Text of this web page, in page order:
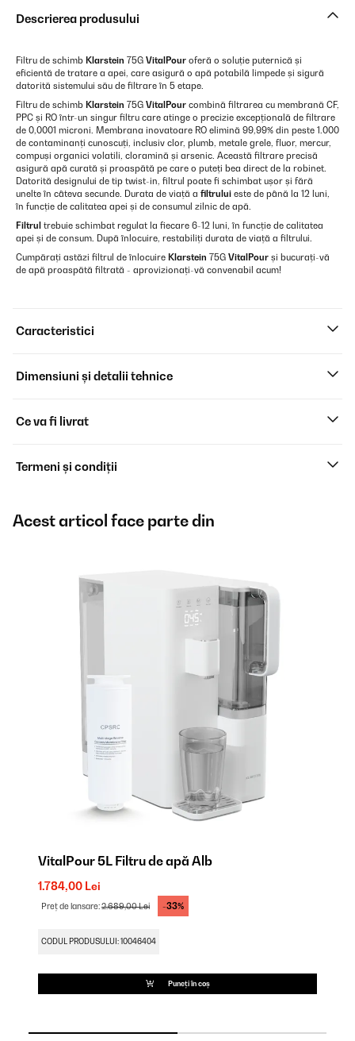
Descrierea produsului
Filtru de schimb Klarstein 75G VitalPour oferă o soluție puternică și
eficientă de tratare a apei, care asigură o apă potabilă limpede și sigură
datorită sistemului său de filtrare în 5 etape.
Filtru de schimb Klarstein 75G VitalPour combină filtrarea cu membrană CF,
PPC și RO într-un singur filtru care atinge o precizie excepțională de filtrare
de 0,0001 microni. Membrana inovatoare RO elimină 99,99% din peste 1.000
de contaminanți cunoscuți, inclusiv clor, plumb, metale grele, fluor, mercur,
compuși organici volatili, cloramină și arsenic. Această filtrare precisă
asigură apă curată și proaspătă pe care o puteți bea direct de la robinet.
Datorită designului de tip twist-in, filtrul poate fi schimbat ușor și fără
unelte în câteva secunde. Durata de viață a filtrului este de până la 12 luni,
în funcție de calitatea apei și de consumul zilnic de apă.
Filtrul trebuie schimbat regulat la fiecare 6-12 luni, în funcție de calitatea
apei și de consum. După înlocuire, restabiliți durata de viață a filtrului.
Cumpărați astăzi filtrul de înlocuire Klarstein 75G VitalPour și bucurați-vă
de apă proaspătă filtrată - aprovizionați-vă convenabil acum!
Caracteristici
Dimensiuni și detalii tehnice
Ce va fi livrat
Termeni și condiții
Acest articol face parte din
VitalPour 5L Filtru de apă Alb
1.784,00 Lei
Preț de lansare:2.689,00 Lei -33%
CODUL PRODUSULUI: 10046404
Puneți în coș